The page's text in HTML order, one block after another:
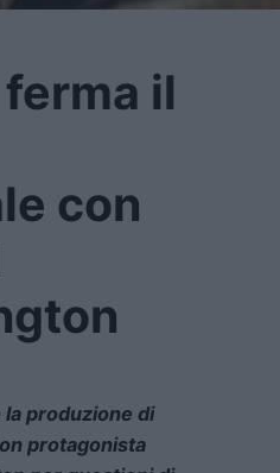
il
con
produzione di
protagonista